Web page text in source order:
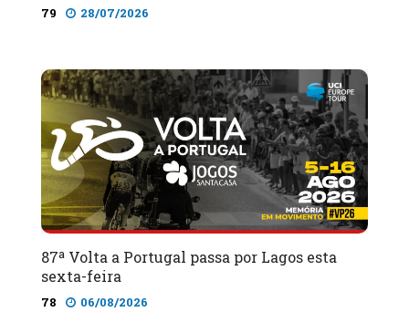
79 28/07/2026
87ª Volta a Portugal passa por Lagos esta
sexta-feira
78 06/08/2026